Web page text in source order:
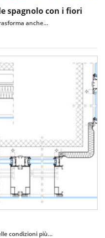
spagnolo con i fiori
anche…
condizioni più…